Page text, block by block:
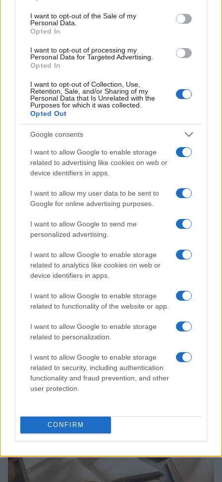
use your data for below specified purposes in below Google
consent section.
I want to opt-out of the Sale of my
Personal Data.
Opted In
I want to opt-out of processing my
Personal Data for Targeted Advertising.
Opted In
I want to opt-out of Collection, Use,
Retention, Sale, and/or Sharing of my
Personal Data that Is Unrelated with the
Purposes for which it was collected.
Opted Out
Google consents
I want to allow Google to enable storage
related to advertising like cookies on web or
device identifiers in apps.
I want to allow my user data to be sent to
Google for online advertising purposes.
I want to allow Google to send me
personalized advertising.
I want to allow Google to enable storage
related to analytics like cookies on web or
device identifiers in apps.
I want to allow Google to enable storage
related to functionality of the website or app.
I want to allow Google to enable storage
related to personalization.
I want to allow Google to enable storage
related to security, including authentication
functionality and fraud prevention, and other
user protection.
CONFIRM
Sigue leyendo
FINANCIACIÓN
Fondos europeos impulsan crecimiento laboral y económico en
el País Vasco
Marta Ruiz · 3 Ago 2026
FINANCIACIÓN